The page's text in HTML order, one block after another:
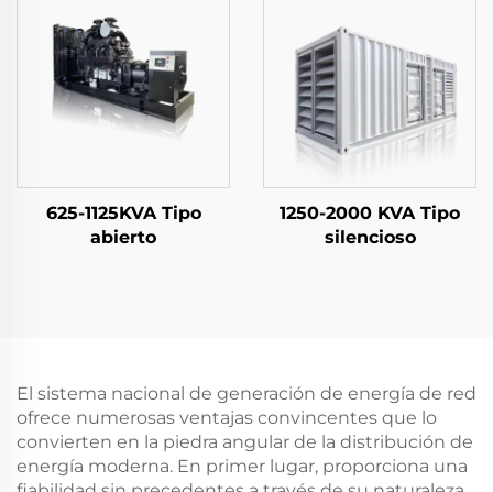
625-1125KVA Tipo
abierto
1250-2000 KVA Tipo
silencioso
El sistema nacional de generación de energía de red
ofrece numerosas ventajas convincentes que lo
convierten en la piedra angular de la distribución de
energía moderna. En primer lugar, proporciona una